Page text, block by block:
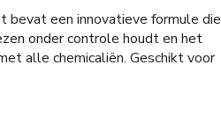
een innovatieve formule die
onder controle houdt en het
alle chemicaliën. Geschikt voor